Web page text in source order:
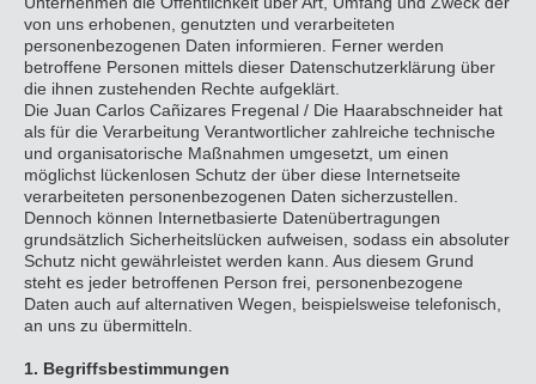
von uns erhobenen, genutzten und verarbeiteten
personenbezogenen Daten informieren. Ferner werden
betroffene Personen mittels dieser Datenschutzerklärung über
die ihnen zustehenden Rechte aufgeklärt.
Die Juan Carlos Cañizares Fregenal / Die Haarabschneider hat
als für die Verarbeitung Verantwortlicher zahlreiche technische
und organisatorische Maßnahmen umgesetzt, um einen
möglichst lückenlosen Schutz der über diese Internetseite
verarbeiteten personenbezogenen Daten sicherzustellen.
Dennoch können Internetbasierte Datenübertragungen
grundsätzlich Sicherheitslücken aufweisen, sodass ein absoluter
Schutz nicht gewährleistet werden kann. Aus diesem Grund
steht es jeder betroffenen Person frei, personenbezogene
Daten auch auf alternativen Wegen, beispielsweise telefonisch,
an uns zu übermitteln.
1. Begriffsbestimmungen